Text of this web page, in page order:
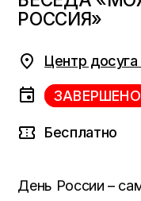
РОССИЯ»
Центр
ЗАВЕРШЕНО
Бесплатно
День России –